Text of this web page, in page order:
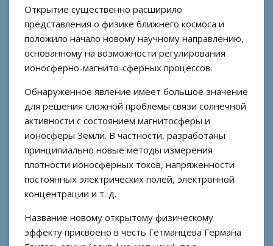
Открытие существенно расширило
представления о физике ближнего космоса и
положило начало новому научному направлению,
основанному на возможности регулирования
ионосферно-магнито-сферных процессов.
Обнаруженное явление имеет большое значение
для решения сложной проблемы связи солнечной
активности с состоянием магнитосферы и
ионосферы Земли. В частности, разработаны
принципиально новые методы измерения
плотности ионосферных токов, напряженности
постоянных электрических полей, электронной
концентрации и т. д.
Название новому открытому физическому
эффекту присвоено в честь Гетманцева Германа